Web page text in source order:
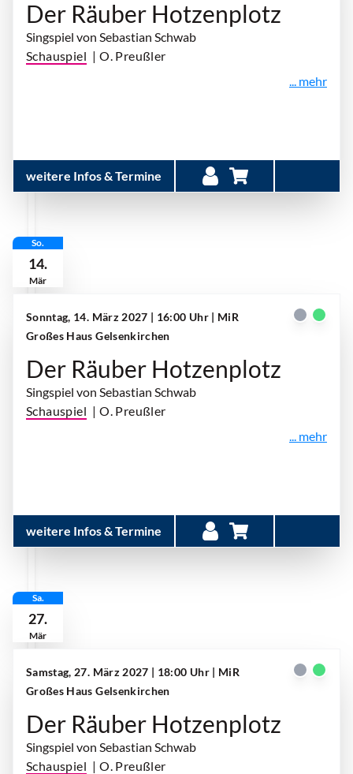
Der Räuber Hotzenplotz
Singspiel von Sebastian Schwab
Schauspiel | O. Preußler
... mehr
weitere Infos & Termine
So.
14.
Mär
Sonntag, 14. März 2027 | 16:00 Uhr | MiR
Großes Haus Gelsenkirchen
Der Räuber Hotzenplotz
Singspiel von Sebastian Schwab
Schauspiel | O. Preußler
... mehr
weitere Infos & Termine
Sa.
27.
Mär
Samstag, 27. März 2027 | 18:00 Uhr | MiR
Großes Haus Gelsenkirchen
Der Räuber Hotzenplotz
Singspiel von Sebastian Schwab
Schauspiel | O. Preußler